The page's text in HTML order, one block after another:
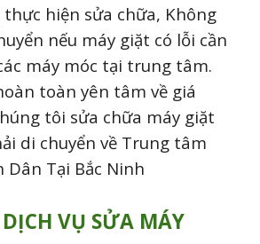
hiện sửa chữa, Không
nếu máy giặt có lỗi cần
máy móc tại trung tâm.
toàn yên tâm về giá
tôi sửa chữa máy giặt
di chuyển về Trung tâm
Tại Bắc Ninh
VỤ SỬA MÁY